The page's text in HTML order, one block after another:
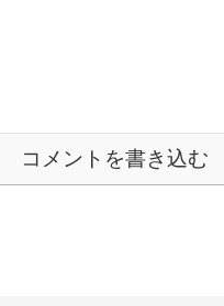
コメントを書き込む